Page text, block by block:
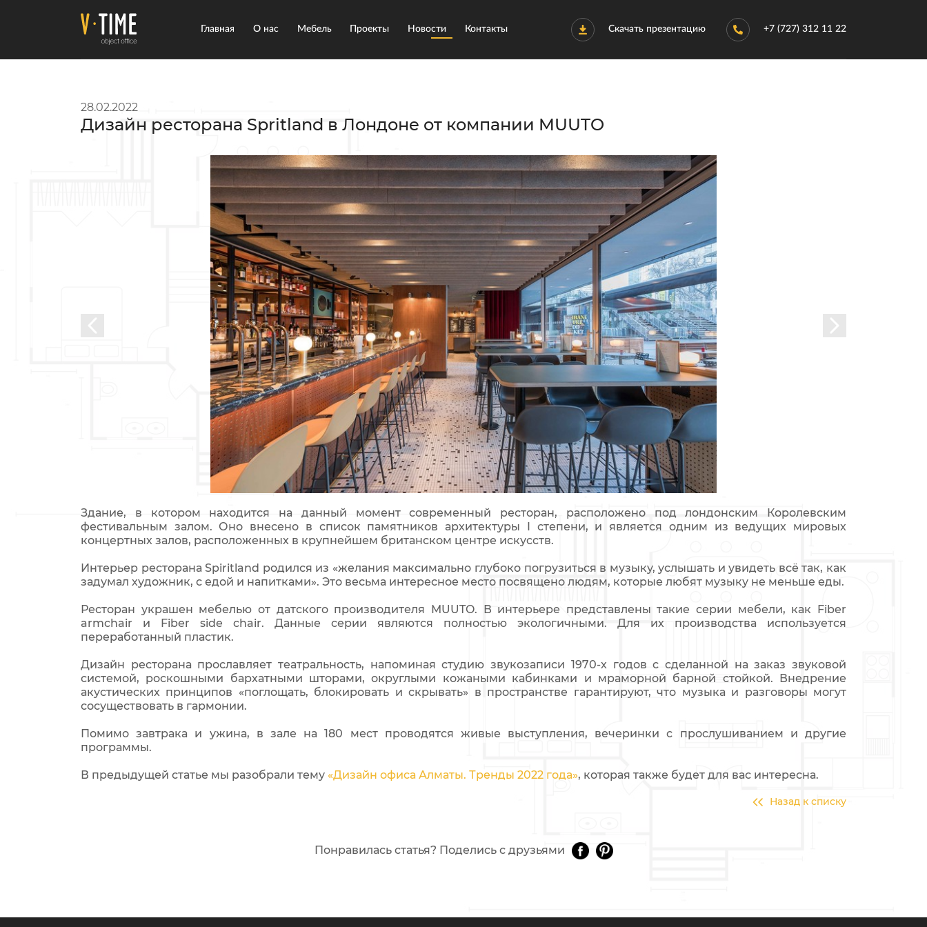
Главная О нас Мебель Проекты Новости Контакты Скачать презентацию +7 (727) 312 11 22
28.02.2022
Дизайн ресторана Spritland в Лондоне от компании MUUTO
Здание, в котором находится на данный момент современный ресторан, расположено под лондонским Королевским
фестивальным залом. Оно внесено в список памятников архитектуры I степени, и является одним из ведущих мировых
концертных залов, расположенных в крупнейшем британском центре искусств.
Интерьер ресторана Spiritland родился из «желания максимально глубоко погрузиться в музыку, услышать и увидеть всё так, как
задумал художник, с едой и напитками». Это весьма интересное место посвящено людям, которые любят музыку не меньше еды.
Ресторан украшен мебелью от датского производителя MUUTO. В интерьере представлены такие серии мебели, как Fiber
armchair и Fiber side chair. Данные серии являются полностью экологичными. Для их производства используется
переработанный пластик.
Дизайн ресторана прославляет театральность, напоминая студию звукозаписи 1970-х годов с сделанной на заказ звуковой
системой, роскошными бархатными шторами, округлыми кожаными кабинками и мраморной барной стойкой. Внедрение
акустических принципов «поглощать, блокировать и скрывать» в пространстве гарантируют, что музыка и разговоры могут
сосуществовать в гармонии.
Помимо завтрака и ужина, в зале на 180 мест проводятся живые выступления, вечеринки с прослушиванием и другие
программы.
В предыдущей статье мы разобрали тему «Дизайн офиса Алматы. Тренды 2022 года», которая также будет для вас интересна.
Назад к списку
Понравилась статья? Поделись с друзьями